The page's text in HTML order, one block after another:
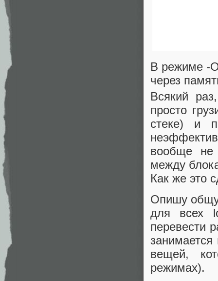
В режиме -
через
Всякий
просто
стеке) и
вообще не
между
Как же это
Опишу
для всех
перевести
вещей,
режимах).